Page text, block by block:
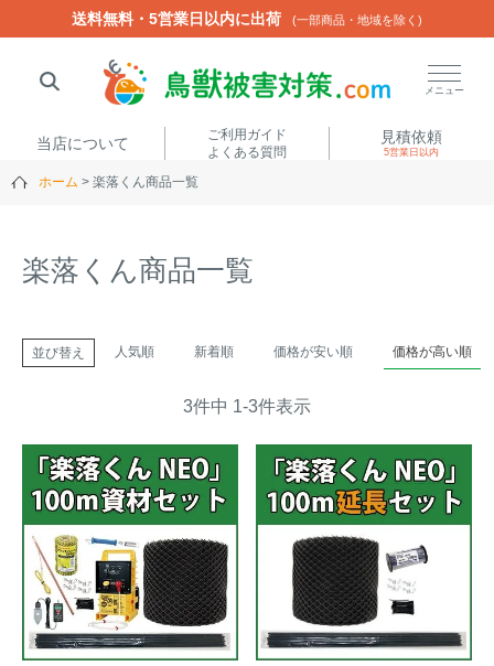
送料無料・5営業日以内に出荷 (一部商品・地域を除く)
メニュー
当店について
ご利用ガイド
よくある質問
見積依頼
5営業日以内
ホーム 楽落くん商品一覧
楽落くん商品一覧
並び替え 人気順 新着順 価格が安い順 価格が高い順
3件中 1-3件表示
送料無料・5営業日以内に出荷 (一部商品・地域を除く)
閉じる
いのししくんTREL4G-Rアニマルネット2300
商品カテゴリから選ぶ
電気柵
トレイルカメラ（セン
サーカメラ）
屋外防犯・監視カメ
ラ（SDカード録画）
ICT・IoT機器（捕獲通
箱わな（アライグマ・ハ
クビシン・ネズミ等）
防獣・防鳥ネット
くくり罠（イノシシ・
シカ等）